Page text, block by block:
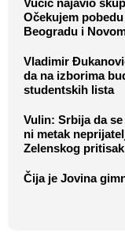
Vučić najavio
Očekujem
Beogradu i
Vladimir
da na izborima
studentskih lista
Vulin: Srbija da
ni metak
Zelenskog
Čija je Jovina